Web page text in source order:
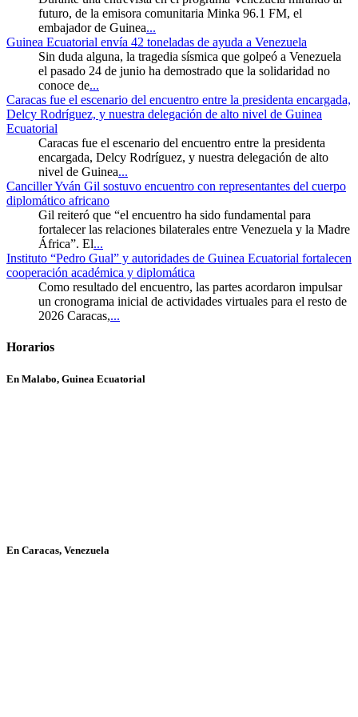
futuro, de la emisora comunitaria Minka 96.1 FM, el
embajador de Guinea...
Guinea Ecuatorial envía 42 toneladas de ayuda a Venezuela
Sin duda alguna, la tragedia sísmica que golpeó a Venezuela
el pasado 24 de junio ha demostrado que la solidaridad no
conoce de...
Caracas fue el escenario del encuentro entre la presidenta encargada,
Delcy Rodríguez, y nuestra delegación de alto nivel de Guinea
Ecuatorial
Caracas fue el escenario del encuentro entre la presidenta
encargada, Delcy Rodríguez, y nuestra delegación de alto
nivel de Guinea...
Canciller Yván Gil sostuvo encuentro con representantes del cuerpo
diplomático africano
Gil reiteró que “el encuentro ha sido fundamental para
fortalecer las relaciones bilaterales entre Venezuela y la Madre
África”. El...
Instituto “Pedro Gual” y autoridades de Guinea Ecuatorial fortalecen
cooperación académica y diplomática
Como resultado del encuentro, las partes acordaron impulsar
un cronograma inicial de actividades virtuales para el resto de
2026 Caracas,...
Horarios
En Malabo, Guinea Ecuatorial
En Caracas, Venezuela